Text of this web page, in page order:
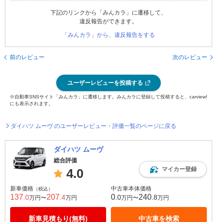
下記のリンクから「みんカラ」に遷移して、
違反報告ができます。
「みんカラ」から、違反報告をする
前のレビュー 次のレビュー
ユーザーレビューを投稿する
※自動車SNSサイト「みんカラ」に遷移します。みんカラに登録して投稿すると、carview!
にも表示されます。
ダイハツ ムーヴ のユーザーレビュー・評価一覧のページに戻る
ダイハツ ムーヴ
総合評価
4.0 マイカー登録
新車価格 （税込）
137 .0万円〜207 .4万円
新車見積もり(無料)
中古車本体価格
0 .0万円〜240 .8万円
中古車を検索